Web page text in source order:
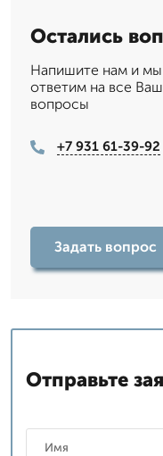
Остались
Напишите нам и мы
ответим на все
вопросы
+7 931 61-39-92
Задать вопрос
Отправьте